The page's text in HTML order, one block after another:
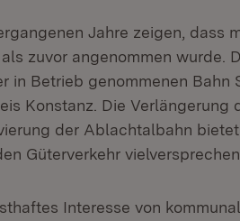
Jahre zeigen, dass
zuvor angenommen wurde.
in Betrieb genommenen Bahn
Konstanz. Die Verlängerung
der Ablachtalbahn
Güterverkehr
Interesse von